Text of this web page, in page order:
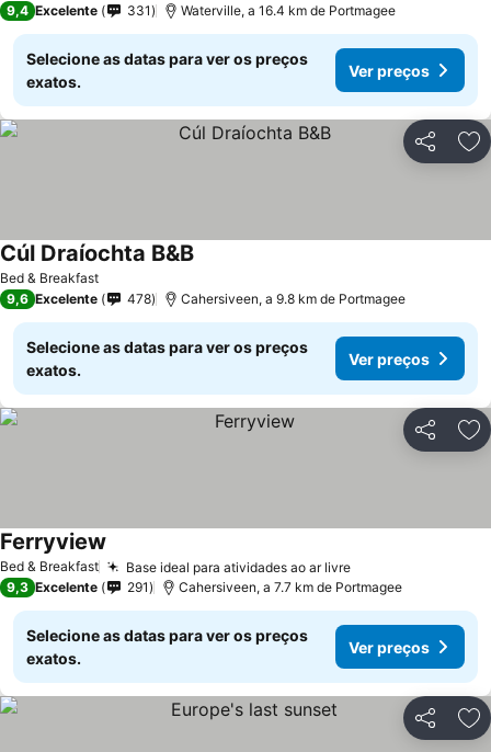
9,4 Excelente 331 Waterville, a 16.4 km de Portmagee
Selecione as datas para ver os preços
exatos.
Ver preços
Partilhar
Bed & Breakfast
Cúl Draíochta B&B
9,6 Excelente 478 Cahersiveen, a 9.8 km de Portmagee
Selecione as datas para ver os preços
exatos.
Ver preços
Partilhar
Bed & Breakfast Base ideal para atividades ao ar livre
Ferryview
9,3 Excelente 291 Cahersiveen, a 7.7 km de Portmagee
Selecione as datas para ver os preços
exatos.
Ver preços
Partilhar